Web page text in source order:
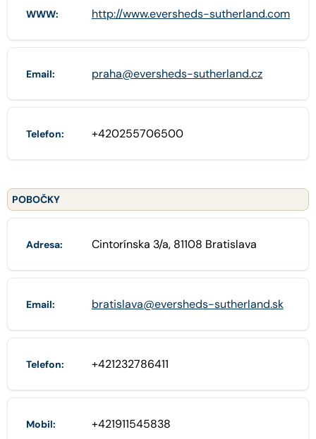
WWW: http://www.eversheds-sutherland.com
Email: praha@eversheds-sutherland.cz
Telefon: +420255706500
POBOČKY
Adresa: Cintorínska 3/a, 81108 Bratislava
Email: bratislava@eversheds-sutherland.sk
Telefon: +421232786411
Mobil: +421911545838